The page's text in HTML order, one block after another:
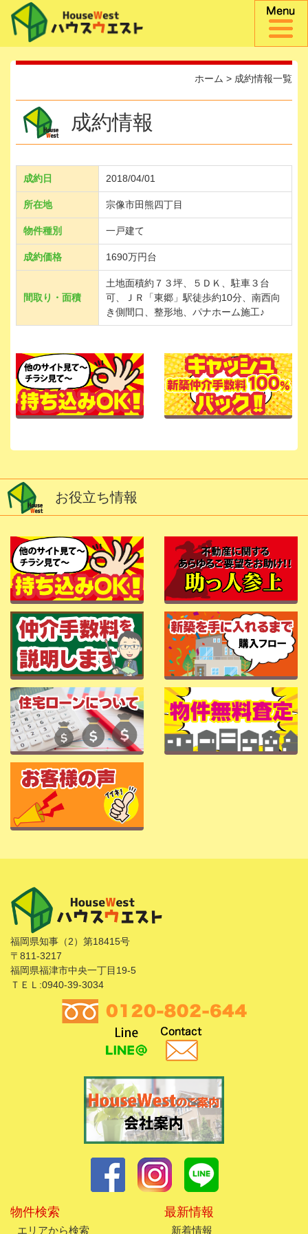
ホーム > 成約情報一覧
成約情報
成約日 2018/04/01
所在地 宗像市田熊四丁目
物件種別 一戸建て
成約価格 1690万円台
間取り・面積
土地面積約７３坪、５ＤＫ、駐車３台
可、ＪＲ「東郷」駅徒歩約10分、南西向
き側間口、整形地、パナホーム施工♪
お役立ち情報
福岡県知事（2）第18415号
〒811-3217
福岡県福津市中央一丁目19-5
ＴＥＬ:0940-39-3034
物件検索
エリアから検索
最新情報
新着情報